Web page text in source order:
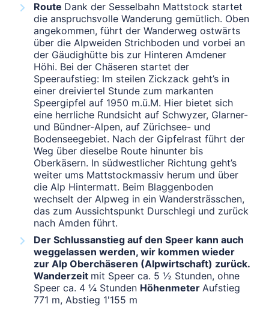
Route Dank der Sesselbahn Mattstock startet
die anspruchsvolle Wanderung gemütlich. Oben
angekommen, führt der Wanderweg ostwärts
über die Alpweiden Strichboden und vorbei an
der Gäudighütte bis zur Hinteren Amdener
Höhi. Bei der Chäseren startet der
Speeraufstieg: Im steilen Zickzack geht’s in
einer dreiviertel Stunde zum markanten
Speergipfel auf 1950 m.ü.M. Hier bietet sich
eine herrliche Rundsicht auf Schwyzer, Glarner-
und Bündner-Alpen, auf Zürichsee- und
Bodenseegebiet. Nach der Gipfelrast führt der
Weg über dieselbe Route hinunter bis
Oberkäsern. In südwestlicher Richtung geht’s
weiter ums Mattstockmassiv herum und über
die Alp Hintermatt. Beim Blaggenboden
wechselt der Alpweg in ein Wandersträsschen,
das zum Aussichtspunkt Durschlegi und zurück
nach Amden führt.
Der Schlussanstieg auf den Speer kann auch
weggelassen werden, wir kommen wieder
zur Alp Oberchäseren (Alpwirtschaft) zurück.
Wanderzeit mit Speer ca. 5 ½ Stunden, ohne
Speer ca. 4 ¼ Stunden Höhenmeter Aufstieg
771 m, Abstieg 1'155 m